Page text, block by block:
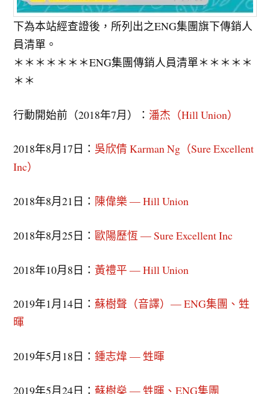
下為本站經查證後，所列出之ENG集團旗下傳銷人
員清單。
＊＊＊＊＊＊＊ENG集團傳銷人員清單＊＊＊＊＊
＊＊
行動開始前（2018年7月）： 潘杰（Hill Union）
2018年8月17日： 吳欣倩 Karman Ng（Sure Excellent
Inc）
2018年8月21日： 陳偉樂 — Hill Union
2018年8月25日：歐陽歷恆 — Sure Excellent Inc
2018年10月8日： 黃禮平 — Hill Union
2019年1月14日：蘇樹聲（音譯）— ENG集團、甡
暉
2019年5月18日：鍾志煒 — 甡暉
2019年5月24日：蘇樹燊 — 甡暉、ENG集團